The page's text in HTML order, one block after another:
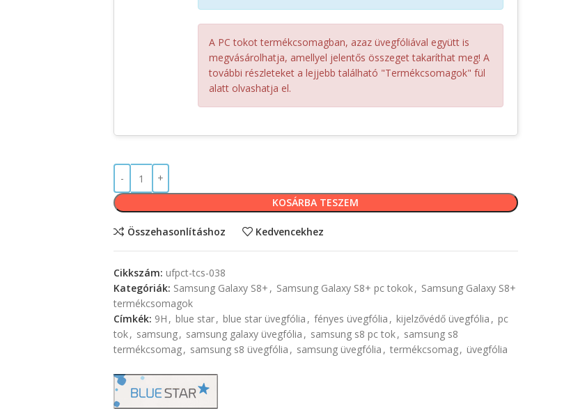
A PC tokot termékcsomagban, azaz üvegfóliával együtt is
megvásárolhatja, amellyel jelentős összeget takaríthat meg! A
további részleteket a lejjebb található "Termékcsomagok" fül
alatt olvashatja el.
KOSÁRBA TESZEM
Összehasonlításhoz Kedvencekhez
Cikkszám: ufpct-tcs-038
Kategóriák: Samsung Galaxy S8+ , Samsung Galaxy S8+ pc tokok, Samsung Galaxy S8+
termékcsomagok
Címkék: 9H , blue star, blue star üvegfólia , fényes üvegfólia , kijelzővédő üvegfólia , pc
tok, samsung, samsung galaxy üvegfólia , samsung s8 pc tok, samsung s8
termékcsomag, samsung s8 üvegfólia , samsung üvegfólia , termékcsomag, üvegfólia